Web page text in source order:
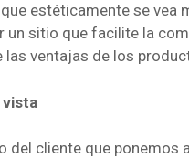
estéticamente se vea
un sitio que facilite la
las ventajas de los
vista
del cliente que ponemos